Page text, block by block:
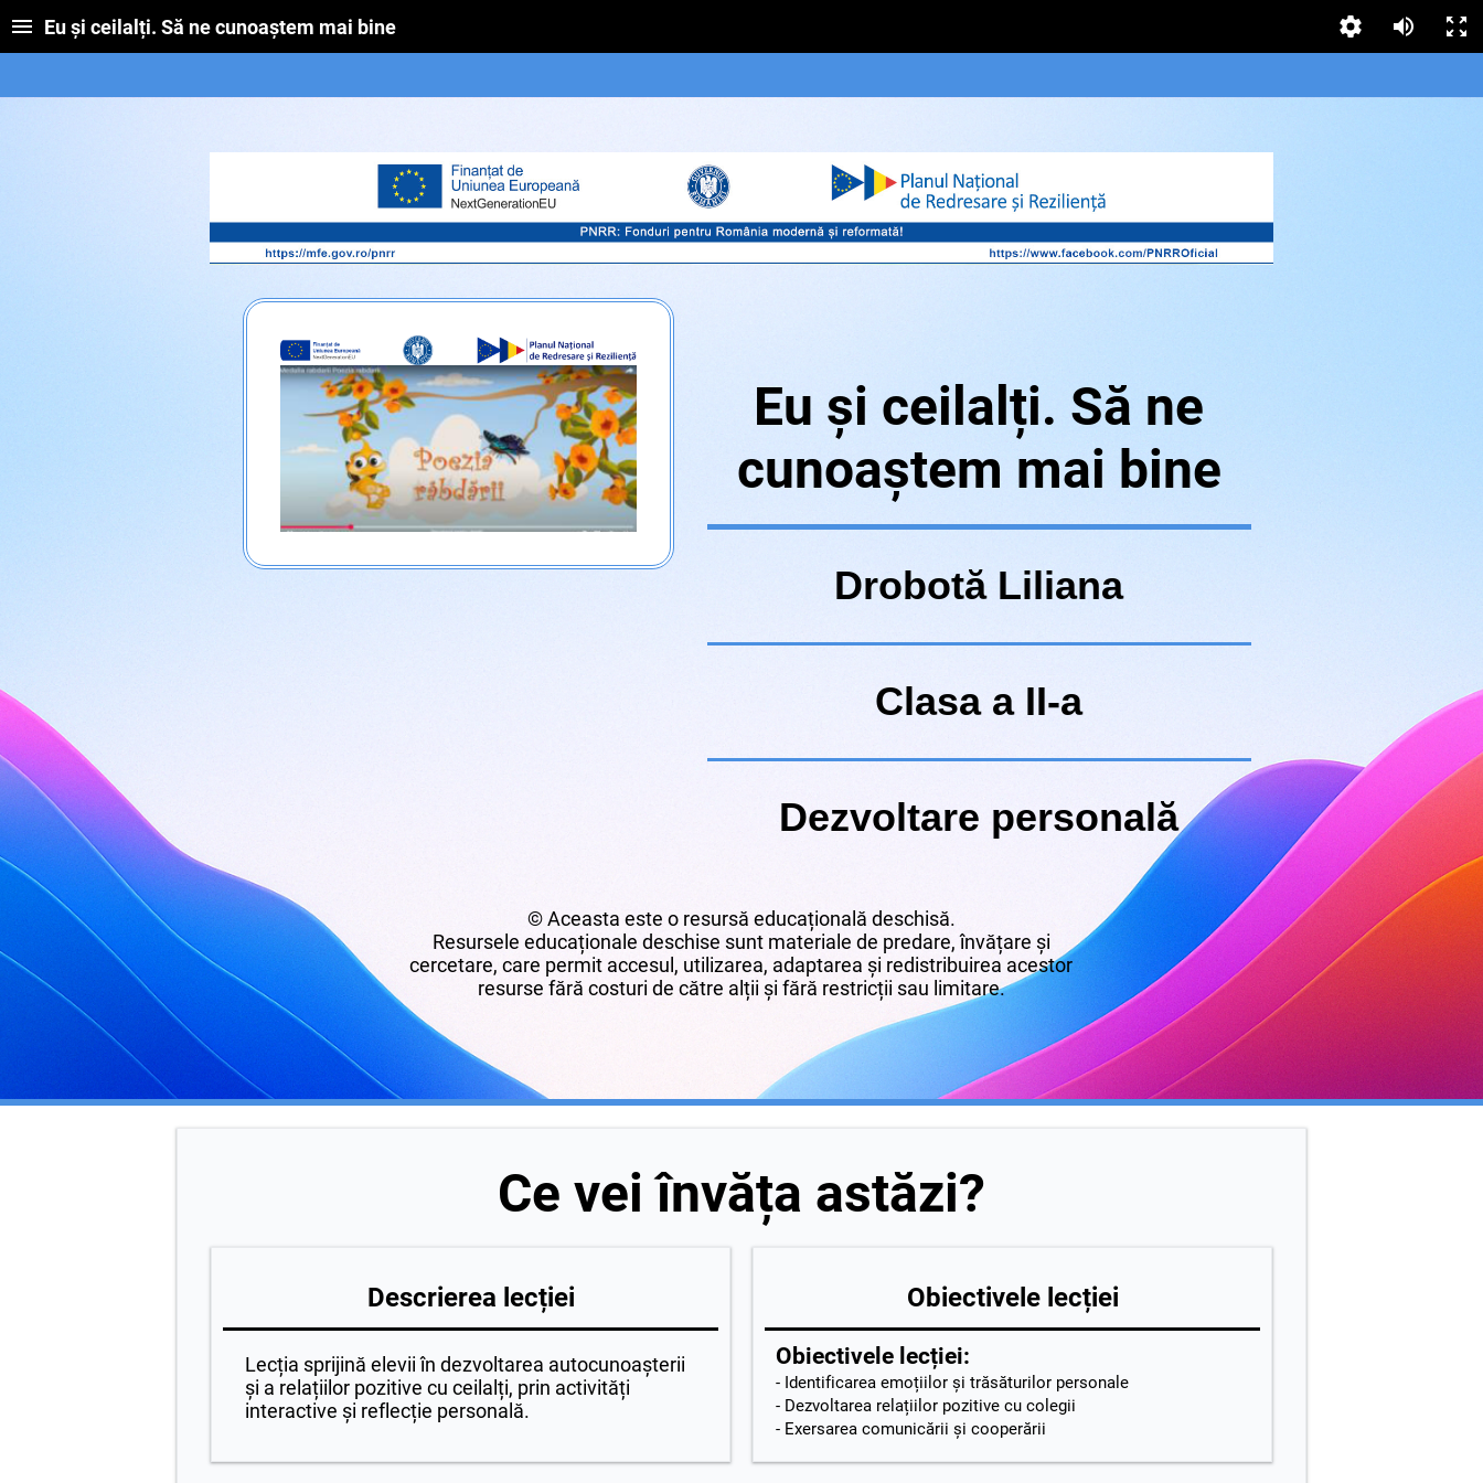
Eu și ceilalți. Să ne cunoaștem mai bine
Eu și ceilalți. Să ne
cunoaștem mai bine
Drobotă Liliana
Clasa a II-a
Dezvoltare personală
© Aceasta este o resursă educațională deschisă.
Resursele educaționale deschise sunt materiale de predare, învățare și
cercetare, care permit accesul, utilizarea, adaptarea și redistribuirea acestor
resurse fără costuri de către alții și fără restricții sau limitare.
Ce vei învăța astăzi?
Descrierea lecției
Lecția sprijină elevii în dezvoltarea autocunoașterii
și a relațiilor pozitive cu ceilalți, prin activități
interactive și reflecție personală.
Obiectivele lecției
Obiectivele lecției:
- Identificarea emoțiilor și trăsăturilor personale
- Dezvoltarea relațiilor pozitive cu colegii
- Exersarea comunicării și cooperării